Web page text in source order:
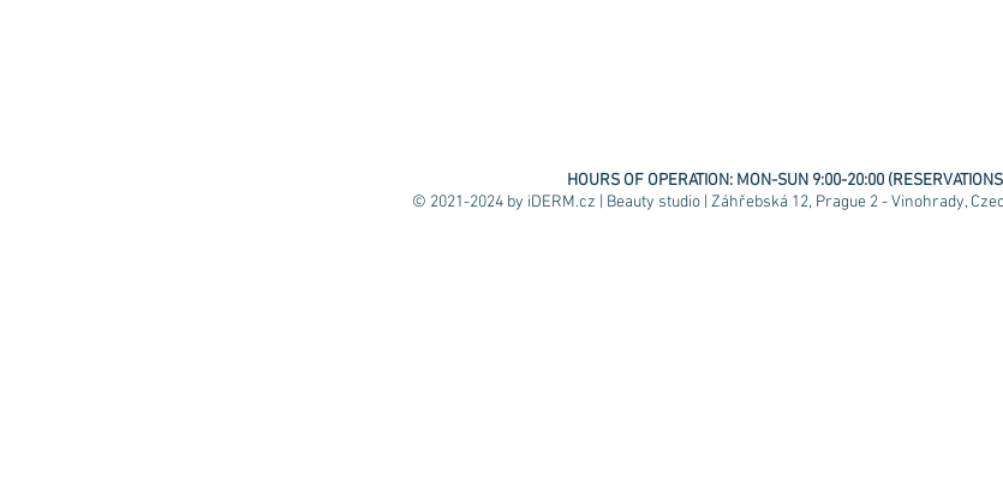
HOURS OF OPERATION: MON-SUN 9:00-20:00
© 2021-2024 by iDERM.cz | Beauty studio | Záhřebská 12, Prague 2 - Vinohrady,